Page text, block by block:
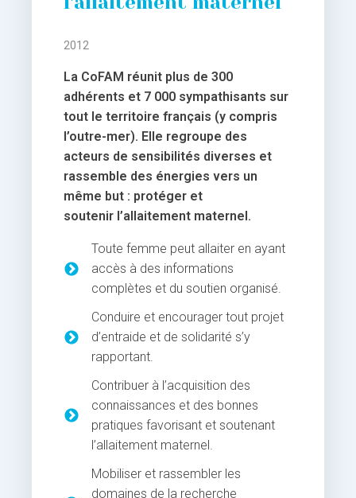
2012
La CoFAM réunit plus de 300
adhérents et 7 000 sympathisants sur
tout le territoire français (y compris
l’outre-mer). Elle regroupe des
acteurs de sensibilités diverses et
rassemble des énergies vers un
même but : protéger et
soutenir l’allaitement maternel.
Toute femme peut allaiter en ayant
accès à des informations
complètes et du soutien organisé.
Conduire et encourager tout projet
d’entraide et de solidarité s’y
rapportant.
Contribuer à l’acquisition des
connaissances et des bonnes
pratiques favorisant et soutenant
l’allaitement maternel.
Mobiliser et rassembler les
domaines de la recherche